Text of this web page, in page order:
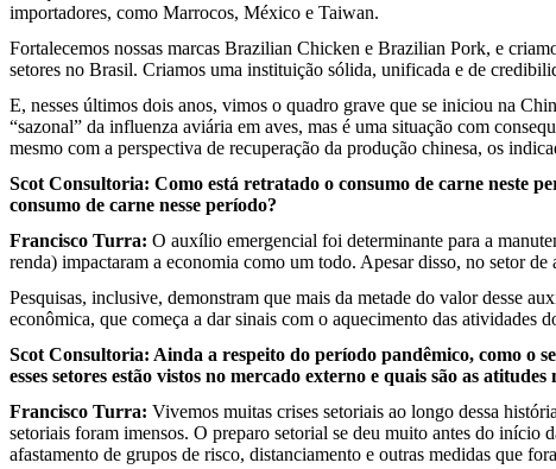
importadores, como Marrocos, México e Taiwan.
Fortalecemos nossas marcas Brazilian Chicken e Brazilian Pork, e
setores no Brasil. Criamos uma instituição sólida, unificada e de
E, nesses últimos dois anos, vimos o quadro grave que se iniciou na
“sazonal” da influenza aviária em aves, mas é uma situação com
mesmo com a perspectiva de recuperação da produção chinesa, os
Scot Consultoria: Como está retratado o consumo de carne neste
consumo de carne nesse período?
Francisco Turra: O auxílio emergencial foi determinante para a
renda) impactaram a economia como um todo. Apesar disso, no setor
Pesquisas, inclusive, demonstram que mais da metade do valor desse
econômica, que começa a dar sinais com o aquecimento das atividades
Scot Consultoria: Ainda a respeito do período pandêmico, como o
esses setores estão vistos no mercado externo e quais são as
Francisco Turra: Vivemos muitas crises setoriais ao longo dessa
setoriais foram imensos. O preparo setorial se deu muito antes do início
afastamento de grupos de risco, distanciamento e outras medidas que